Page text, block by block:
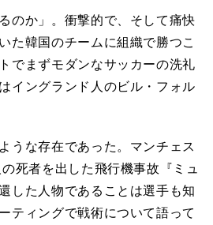
のか」。衝撃的で、そして痛快
た韓国のチームに組織で勝つこ
でまずモダンなサッカーの洗礼
イングランド人のビル・フォル
うな存在であった。マンチェス
死者を出した飛行機事故『ミュ
した人物であることは選手も知
ティングで戦術について語って